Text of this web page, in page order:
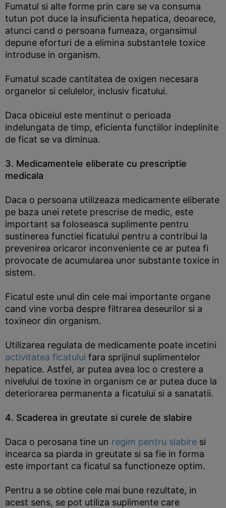
Fumatul si alte forme prin care se va consuma
tutun pot duce la insuficienta hepatica, deoarece,
atunci cand o persoana fumeaza, organsimul
depune eforturi de a elimina substantele toxice
introduse in organism.
Fumatul scade cantitatea de oxigen necesara
organelor si celulelor, inclusiv ficatului.
Daca obiceiul este mentinut o perioada
indelungata de timp, eficienta functiilor indeplinite
de ficat se va diminua.
3. Medicamentele eliberate cu prescriptie
medicala
Daca o persoana utilizeaza medicamente eliberate
pe baza unei retete prescrise de medic, este
important sa foloseasca suplimente pentru
sustinerea functiei ficatului pentru a contribui la
prevenirea oricaror inconveniente ce ar putea fi
provocate de acumularea unor substante toxice in
sistem.
Ficatul este unul din cele mai importante organe
cand vine vorba despre filtrarea deseurilor si a
toxineor din organism.
Utilizarea regulata de medicamente poate incetini
activitatea ficatului fara sprijinul suplimentelor
hepatice. Astfel, ar putea avea loc o crestere a
nivelului de toxine in organism ce ar putea duce la
deteriorarea permanenta a ficatului si a sanatatii.
4. Scaderea in greutate si curele de slabire
Daca o perosana tine un regim pentru slabire si
incearca sa piarda in greutate si sa fie in forma
este important ca ficatul sa functioneze optim.
Pentru a se obtine cele mai bune rezultate, in
acest sens, se pot utiliza suplimente care